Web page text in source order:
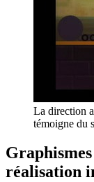
La direction
témoigne du
réalisation